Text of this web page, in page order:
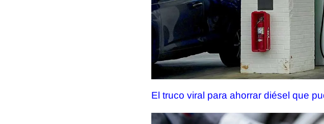
El truco viral para ahorrar diésel que